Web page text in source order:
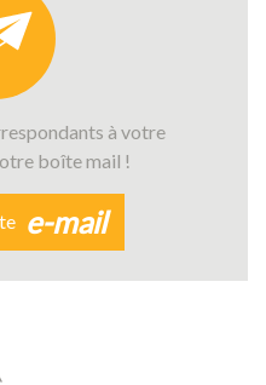
à votre
boîte mail !
e-mail